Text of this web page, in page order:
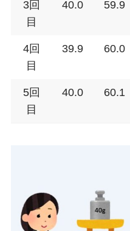
3回
目
40.0 59.9
4回
目
39.9 60.0
5回
目
40.0 60.1